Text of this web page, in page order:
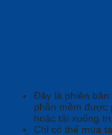
Đây là phiên bản
phần mềm được
hoặc tải xuống
Chỉ có thể mua